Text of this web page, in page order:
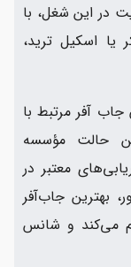
در این شغل، با
یا اسکیل ترید،
آفر مرتبط با
حالت مؤسسه
معتبر در
بهترین جاب‌آفر
می‌کند و شانس